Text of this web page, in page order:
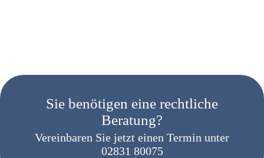
Sie benötigen eine rechtliche
Beratung?
Vereinbaren Sie jetzt einen Termin unter
02831 80075